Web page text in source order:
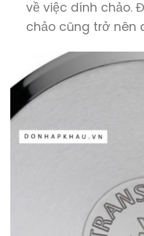
về việc dính chảo.
chảo cũng trở nên